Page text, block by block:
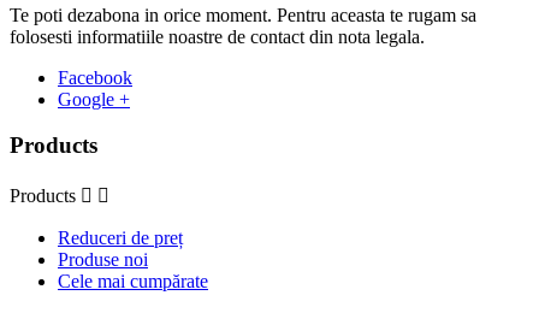
Te poti dezabona in orice moment. Pentru aceasta te rugam sa
folosesti informatiile noastre de contact din nota legala.
Facebook
Google +
Products
Products  
Reduceri de preț
Produse noi
Cele mai cumpărate